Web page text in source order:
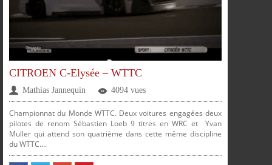
CITROEN C-Elysée – WTTC
Mathias Jannequin 4094 vues
Championnat du Monde WTTC. Deux voitures engagées deux
pilotes de renom Sébastien Loeb 9 titres en WRC et Yvan
Muller qui attend son quatrième dans cette même discipline
du WTTC....